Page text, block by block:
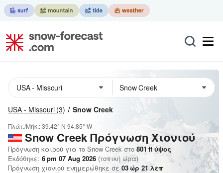
USA - Missouri (3) Snow Creek
Πλάτ./Μήκ.:39.42° N 94.85° W
Snow CreekΠρόγνωση Χιονιού
Πρόγνωση καιρού για το Snow Creek στο 801ft ύψος
Εκδόθηκε: 6 pm 07 Aug 2026 (τοπική ώρα)
Πρόγνωση χιονιού ενημερώθηκε σε 03ώρ 21λεπ